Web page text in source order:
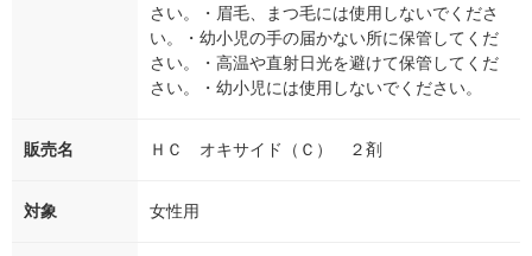
さい。・眉毛、まつ毛には使用しないでくださ
い。・幼小児の手の届かない所に保管してくだ
さい。・高温や直射日光を避けて保管してくだ
さい。・幼小児には使用しないでください。
販売名 ＨＣ オキサイド（Ｃ） ２剤
対象 女性用